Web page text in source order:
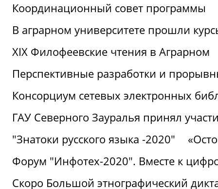
Координационный совет программы
В аграрном университете прошли
XIX Филофеевские чтения в Аграрном
Перспективные разработки и
Консорциум сетевых электронных
ГАУ Северного Зауралья принял
"Знатоки русского языка -2020"
Форум "Инфотех-2020". Вместе к
Скоро Большой этнографический